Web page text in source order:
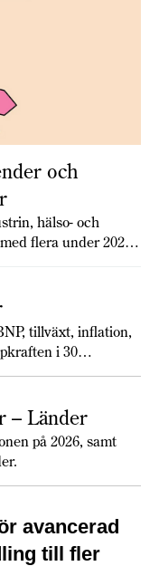
och
hälso- och
flera under 2026?
utmaningar och
tillväxt, inflation,
i 30
har utvecklats
De europeiska
dock fortfarande
Största
ökade
att den växande
USA och Europa
köpa allt mer från
– Länder
på 2026, samt
avancerad
till fler